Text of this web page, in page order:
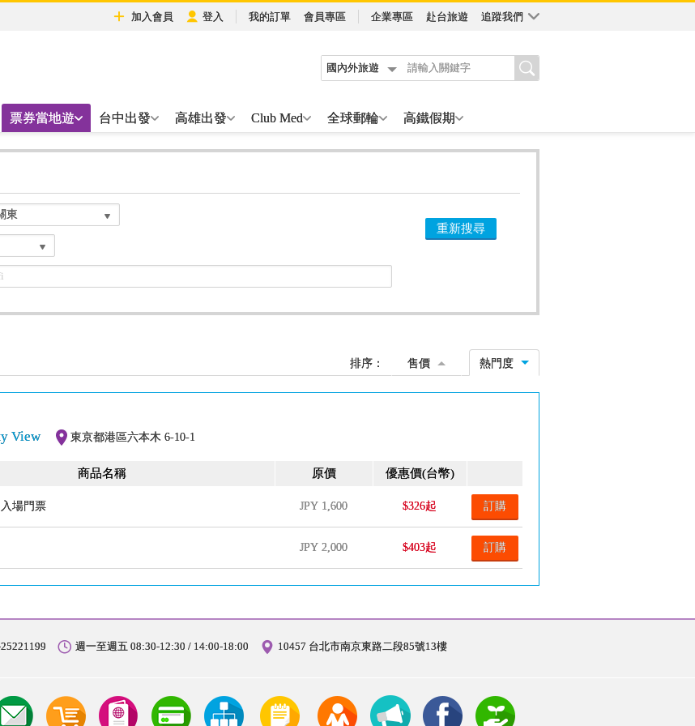
加入會員 登入 我的訂單 會員專區 企業專區 赴台旅遊 追蹤我們
國內外旅遊
票券當地遊 台中出發 高雄出發 Club Med 全球郵輪 高鐵假期
東
重新搜尋
排序： 售價 熱門度
View 東京都港區六本木 6-10-1
商品名稱 原價 優惠價(台幣)
入場門票 JPY 1,600 $326起 訂購
JPY 2,000 $403起 訂購
週一至週五 08:30-12:30 / 14:00-18:00 10457 台北市南京東路二段85號13樓